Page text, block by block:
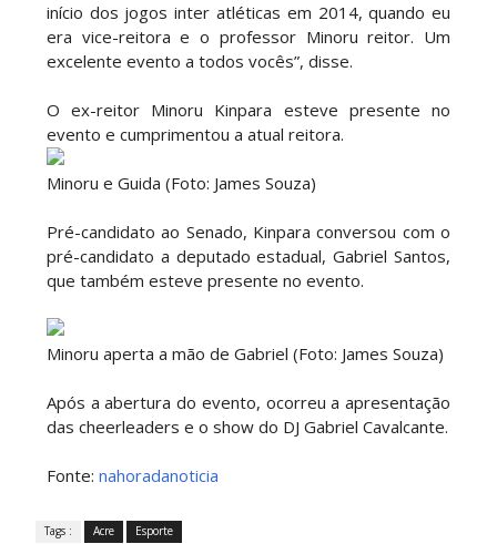
início dos jogos inter atléticas em 2014, quando eu
era vice-reitora e o professor Minoru reitor. Um
excelente evento a todos vocês”, disse.
O ex-reitor Minoru Kinpara esteve presente no
evento e cumprimentou a atual reitora.
Minoru e Guida (Foto: James Souza)
Pré-candidato ao Senado, Kinpara conversou com o
pré-candidato a deputado estadual, Gabriel Santos,
que também esteve presente no evento.
Minoru aperta a mão de Gabriel (Foto: James Souza)
Após a abertura do evento, ocorreu a apresentação
das cheerleaders e o show do DJ Gabriel Cavalcante.
Fonte: nahoradanoticia
Tags : Acre Esporte